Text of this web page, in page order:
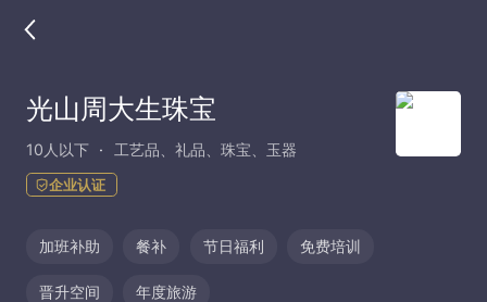
光山周大生珠宝
10人以下 工艺品、礼品、珠宝、玉器
企业认证
加班补助 餐补 节日福利 免费培训
晋升空间 年度旅游